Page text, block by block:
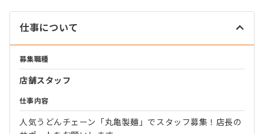
仕事について
募集職種
店舗スタッフ
仕事内容
人気うどんチェーン「丸亀製麺」でスタッフ募集！店長の